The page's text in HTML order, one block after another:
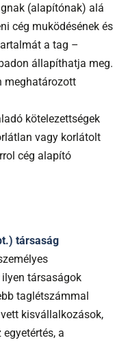
(alapítónak) alá
cég muködésének és
a tag –
állapíthatja meg.
meghatározott
kötelezettségek
vagy korlátolt
cég alapító
társaság
társaságok
taglétszámmal
kisvállalkozások,
a